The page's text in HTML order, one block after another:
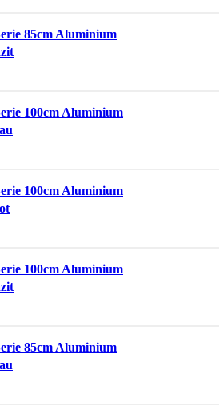
85cm Aluminium
100cm Aluminium
100cm Aluminium
100cm Aluminium
85cm Aluminium